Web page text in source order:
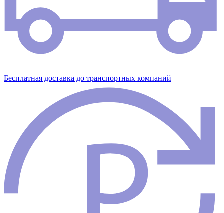
Бесплатная доставка до транспортных компаний